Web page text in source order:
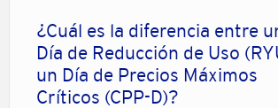
¿Cuál es la diferencia entre
Día de Reducción de Uso
un Día de Precios Máximos
Críticos (CPP-D)?